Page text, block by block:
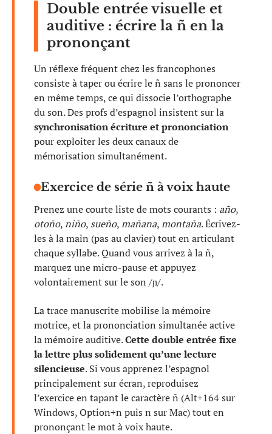
Double entrée visuelle et
auditive : écrire la ñ en la
prononçant
Un réflexe fréquent chez les francophones
consiste à taper ou écrire le ñ sans le prononcer
en même temps, ce qui dissocie l’orthographe
du son. Des profs d’espagnol insistent sur la
synchronisation écriture et prononciation
pour exploiter les deux canaux de
mémorisation simultanément.
Exercice de série ñ à voix haute
Prenez une courte liste de mots courants : año,
otoño,niño, sueño,mañana,montaña. Écrivez-
les à la main (pas au clavier) tout en articulant
chaque syllabe. Quand vous arrivez à la ñ,
marquez une micro-pause et appuyez
volontairement sur le son /ɲ/.
La trace manuscrite mobilise la mémoire
motrice, et la prononciation simultanée active
la mémoire auditive.Cette double entrée fixe
la lettre plus solidement qu’une lecture
silencieuse. Si vous apprenez l’espagnol
principalement sur écran, reproduisez
l’exercice en tapant le caractère ñ (Alt+164 sur
Windows, Option+n puis n sur Mac) tout en
prononçant le mot à voix haute.